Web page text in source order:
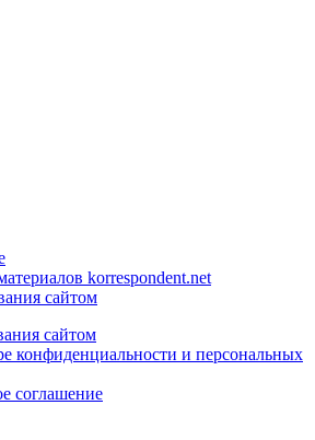
korrespondent.net
сайтом
сайтом
конфиденциальности и персональных
соглашение